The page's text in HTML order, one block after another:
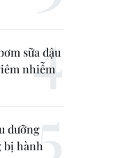
sữa đậu
nhiễm
dưỡng
bị hành